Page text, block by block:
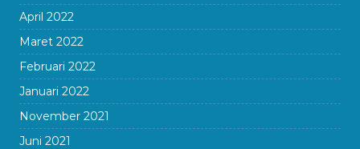
April 2022
Maret 2022
Februari 2022
Januari 2022
November 2021
Juni 2021